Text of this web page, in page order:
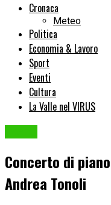
Cronaca
Meteo
Politica
Economia & Lavoro
Sport
Eventi
Cultura
La Valle nel VIRUS
Concerto di
Andrea Tonoli